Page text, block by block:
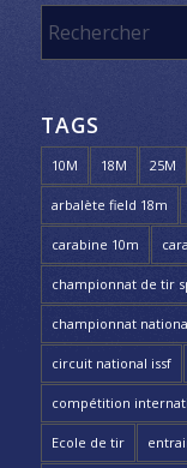
TAGS
10M 18M 25M
arbalète field 18m
carabine 10m
championnat de tir
championnat
circuit national issf
compétition
Ecole de tir